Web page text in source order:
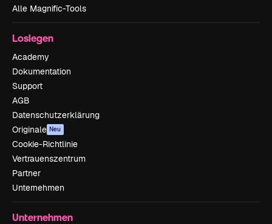
Alle Magnific-Tools
Loslegen
Academy
Dokumentation
Support
AGB
Datenschutzerklärung
Originale Neu
Cookie-Richtlinie
Vertrauenszentrum
Partner
Unternehmen
Unternehmen